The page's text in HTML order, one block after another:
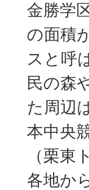
金勝学
の面積
スと呼
民の森
た周辺
本中央
（栗
各地か